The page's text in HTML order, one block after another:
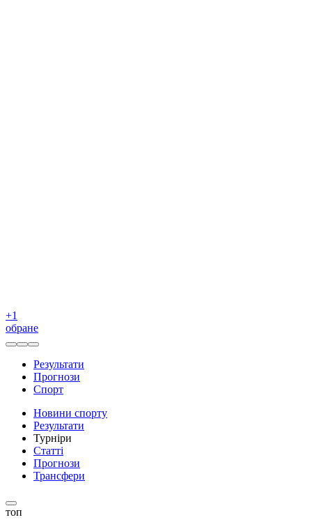
+1
обране
Результати
Прогнози
Спорт
Новини спорту
Результати
Турніри
Статті
Прогнози
Трансфери
топ